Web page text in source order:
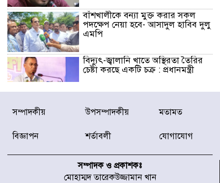
বাঁশখালীকে বন্যা মুক্ত করার সকল
পদক্ষেপ নেয়া হবে- আসাদুল হাবিব দুলু
এমপি
বিদ্যুৎ-জ্বালানি খাতে অস্থিরতা তৈরির
চেষ্টা করছে একটি চক্র : প্রধানমন্ত্রী
টাইফুন ‘ডলফিনের’ আঘাতে জাপানে
৫ আহত, চীনে বন্দর বন্ধ
বরাদ্দের ঘোষণা স্থানীয় সরকার মন্ত্রীর
সম্পাদকীয় উপসম্পাদকীয় মতামত
বিজ্ঞাপন শর্তাবলী যোগাযোগ
সম্পাদক ও প্রকাশকঃ
মোহাম্মদ তারেকউজ্জামান খান